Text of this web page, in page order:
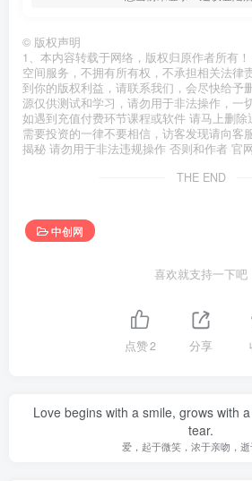
© 版权声明
1、本内容转载于网络，版权归原作者所有
空间服务，不拥有所有权，不承担相关法律
到你的版权利益，请联系我们，会尽快给予
源仅供测试和学习，请勿用于非法操作，一
如遇到充值付费环节课程或软件 请马上删
需要投资的一律不要相信，访客发现请向客
揭秘 请勿用于非法违规操作 否则和作者 官
THE END
中创网
喜欢就支持一下吧
点赞2 分享
Love begins with a smile, grows with
tear.
爱，起于微笑，浓于亲吻，